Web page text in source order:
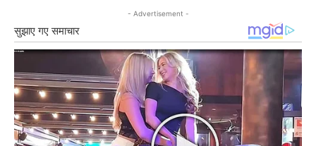
- Advertisement -